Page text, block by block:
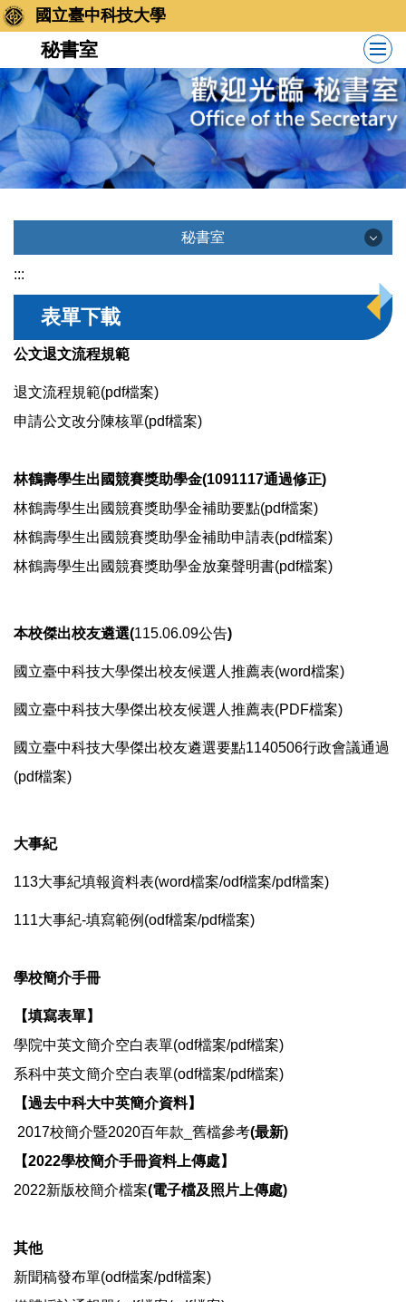
跳
到
要
內
容
區
國立臺中科技大學
秘書室
秘書室
訊息公告
業務職掌
章則辦法
本校大事紀
特約商店
:::
表單下載
公文退文流程規範
退文流程規範(pdf檔案)
申請公文改分陳核單(pdf檔案)
林鶴壽學生出國競賽獎助學金(1091117通過修正)
林鶴壽學生出國競賽獎助學金補助要點(pdf檔案)
林鶴壽學生出國競賽獎助學金補助申請表(pdf檔案)
林鶴壽學生出國競賽獎助學金放棄聲明書(pdf檔案)
本校傑出校友遴選(115.06.09公告)
國立臺中科技大學傑出校友候選人推薦表(word檔案)
國立臺中科技大學傑出校友候選人推薦表(PDF檔案)
國立臺中科技大學傑出校友遴選要點1140506行政會議通過
(pdf檔案)
大事紀
113大事紀填報資料表(word檔案/odf檔案/pdf檔案)
111大事紀-填寫範例(odf檔案/pdf檔案)
學校簡介手冊
【填寫表單】
學院中英文簡介空白表單(odf檔案/pdf檔案)
系科中英文簡介空白表單(odf檔案/pdf檔案)
【過去中科大中英簡介資料】
2017校簡介暨2020百年款_舊檔參考(最新)
【2022學校簡介手冊資料上傳處】
2022新版校簡介檔案(電子檔及照片上傳處)
其他
新聞稿發布單(odf檔案/pdf檔案)